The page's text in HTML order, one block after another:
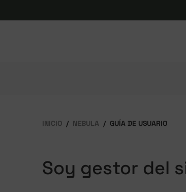
INICIO NEBULA GUÍA DE USUARIO
Soy gestor del